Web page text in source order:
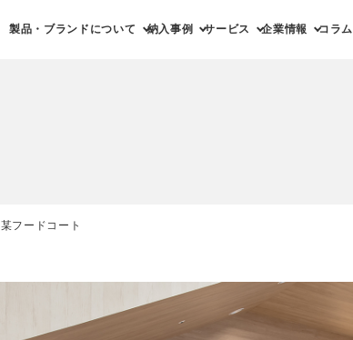
製品・ブランドについて 納入事例 サービス 企業情報 コラム
某フードコート